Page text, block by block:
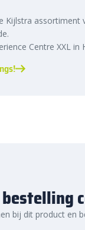
Kijlstra assortiment
Centre XXL in
bij dit product en